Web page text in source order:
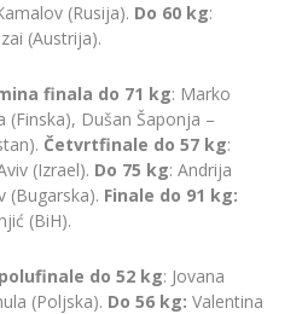
(Rusija). Do 60 kg:
(Austrija).
finala do 71 kg: Marko
(Finska), Dušan Šaponja –
Četvrtfinale do 57 kg:
(Izrael). Do 75 kg: Andrija
(Bugarska). Finale do 91 kg:
(BiH).
do 52 kg: Jovana
(Poljska). Do 56 kg: Valentina